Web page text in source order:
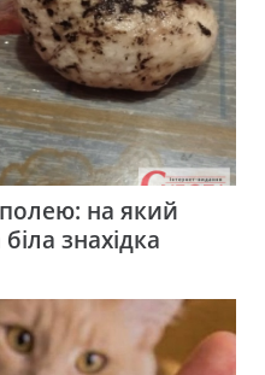
на який
знахідка